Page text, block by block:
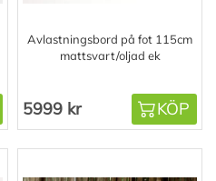
Avlastningsbord på fot 115cm
mattsvart/oljad ek
5999 kr KÖP